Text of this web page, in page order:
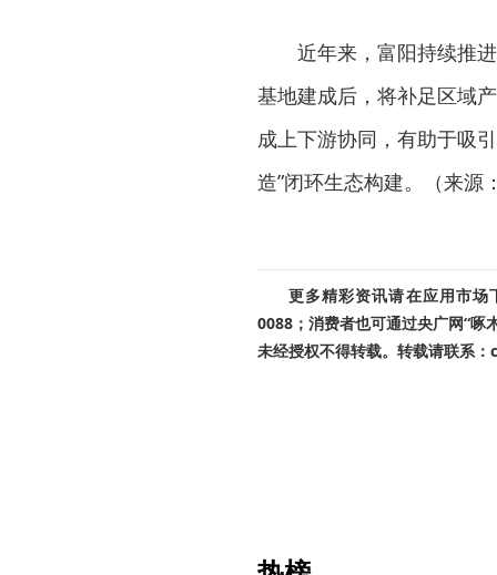
近年来，富阳持续推
基地建成后，将补足区域
成上下游协同，有助于吸
造”闭环生态构建。（来源
更多精彩资讯请在应用市场
0088；消费者也可通过央广网“啄
未经授权不得转载。转载请联系